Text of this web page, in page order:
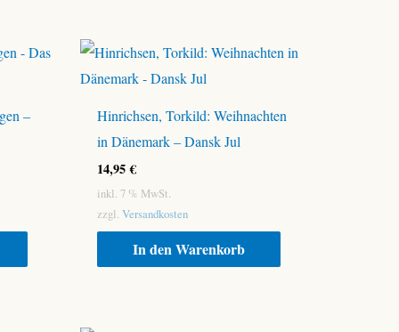
–
Hinrichsen, Torkild: Weihnachten
in Dänemark – Dansk Jul
14,95€
inkl. 7 % MwSt.
zzgl. Versandkosten
In den Warenkorb